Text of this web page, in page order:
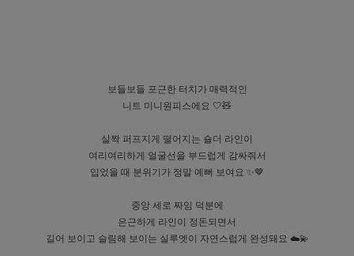
보들보들 포근한 터치가 매력적인
니트 미니원피스에요 🤍🧸
살짝 퍼프지게 떨어지는 숄더 라인이
여리여리하게 얼굴선을 부드럽게 감싸줘서
입었을 때 분위기가 정말 예뻐 보여요 ✨🤎
중앙 세로 짜임 덕분에
은근하게 라인이 정돈되면서
길어 보이고 슬림해 보이는 실루엣이 자연스럽게 완성돼요 ☁️💫